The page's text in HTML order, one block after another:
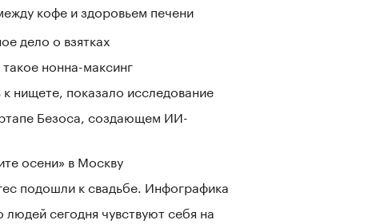
кофе и здоровьем печени
дело о взятках
нонна-максинг
нищете, показало исследование
Безоса, создающем ИИ-
осени» в Москву
подошли к свадьбе. Инфографика
сегодня чувствуют себя на